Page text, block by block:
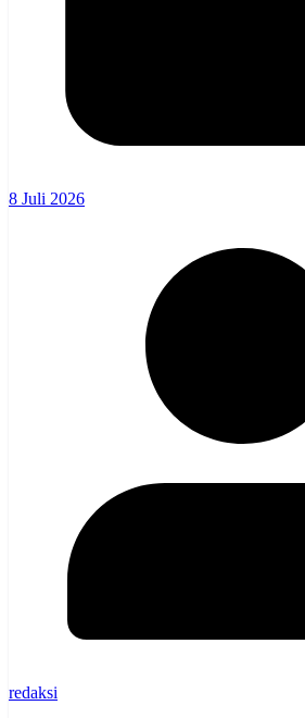
8 Juli 2026
redaksi